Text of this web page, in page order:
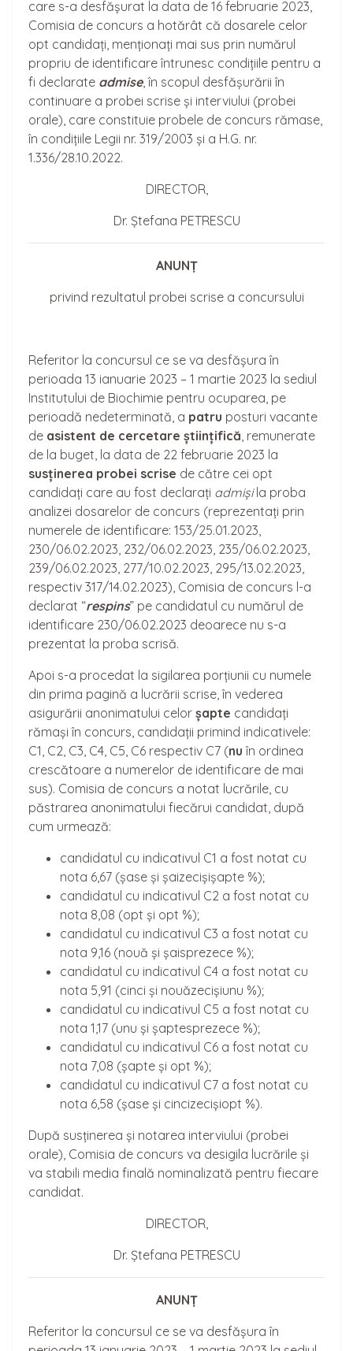
care s-a desfășurat la data de 16 februarie 2023,
Comisia de concurs a hotărât că dosarele celor
opt candidați, menționați mai sus prin numărul
propriu de identificare întrunesc condițiile pentru a
fi declarate admise, în scopul desfășurării în
continuare a probei scrise și interviului (probei
orale), care constituie probele de concurs rămase,
în condițiile Legii nr. 319/2003 și a H.G. nr.
1.336/28.10.2022.
DIRECTOR,
Dr. Ștefana PETRESCU
ANUNȚ
privind rezultatul probei scrise a concursului
Referitor la concursul ce se va desfășura în
perioada 13 ianuarie 2023 – 1 martie 2023 la sediul
Institutului de Biochimie pentru ocuparea, pe
perioadă nedeterminată, a patru posturi vacante
de asistent de cercetare științifică, remunerate
de la buget, la data de 22 februarie 2023 la
susținerea probei scrise de către cei opt
candidați care au fost declarați admișila proba
analizei dosarelor de concurs (reprezentați prin
numerele de identificare: 153/25.01.2023,
230/06.02.2023, 232/06.02.2023, 235/06.02.2023,
239/06.02.2023, 277/10.02.2023, 295/13.02.2023,
respectiv 317/14.02.2023), Comisia de concurs l-a
declarat “respins” pe candidatul cu numărul de
identificare 230/06.02.2023 deoarece nu s-a
prezentat la proba scrisă.
Apoi s-a procedat la sigilarea porțiunii cu numele
din prima pagină a lucrării scrise, în vederea
asigurării anonimatului celor șapte candidați
rămași în concurs, candidații primind indicativele:
C1, C2, C3, C4, C5, C6 respectiv C7 (nu în ordinea
crescătoare a numerelor de identificare de mai
sus). Comisia de concurs a notat lucrările, cu
păstrarea anonimatului fiecărui candidat, după
cum urmează:
candidatul cu indicativul C1 a fost notat cu
nota 6,67 (șase și șaizecișișapte %);
candidatul cu indicativul C2 a fost notat cu
nota 8,08 (opt și opt %);
candidatul cu indicativul C3 a fost notat cu
nota 9,16 (nouă și șaisprezece %);
candidatul cu indicativul C4 a fost notat cu
nota 5,91 (cinci și nouăzecișiunu %);
candidatul cu indicativul C5 a fost notat cu
nota 1,17 (unu și șaptesprezece %);
candidatul cu indicativul C6 a fost notat cu
nota 7,08 (șapte și opt %);
candidatul cu indicativul C7 a fost notat cu
nota 6,58 (șase și cincizecișiopt %).
După susținerea și notarea interviului (probei
orale), Comisia de concurs va desigila lucrările și
va stabili media finală nominalizată pentru fiecare
candidat.
DIRECTOR,
Dr. Ștefana PETRESCU
ANUNȚ
Referitor la concursul ce se va desfășura în